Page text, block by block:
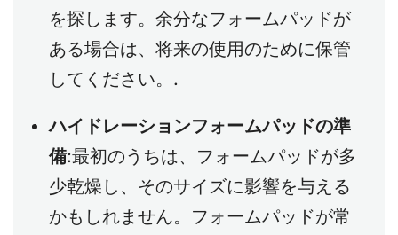
を探します。余分なフォームパッドが
ある場合は、将来の使用のために保管
してください。.
ハイドレーションフォームパッドの準
備:最初のうちは、フォームパッドが多
少乾燥し、そのサイズに影響を与える
かもしれません。フォームパッドが常